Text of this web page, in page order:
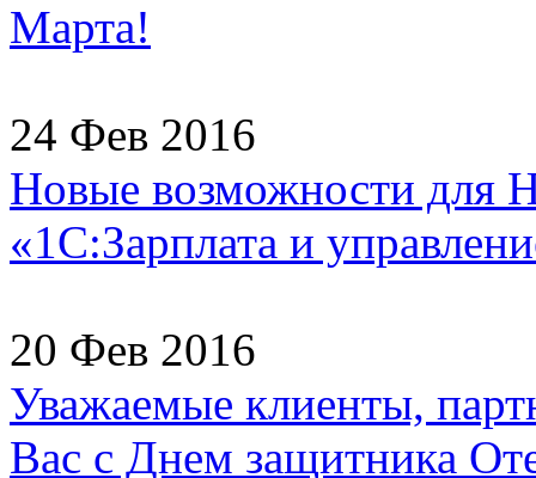
Марта!
24 Фев 2016
Новые возможности для
«1С:Зарплата и
20 Фев 2016
Уважаемые клиенты,
Вас с Днем защитника